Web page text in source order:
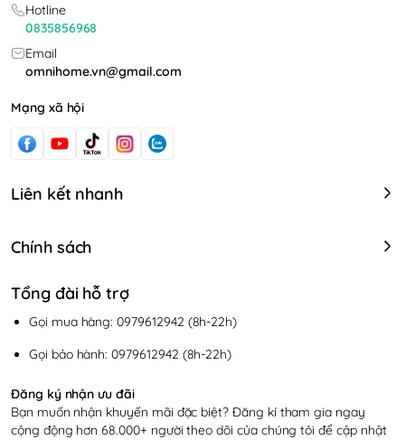
Hotline
0835856968
Email
omnihome.vn@gmail.com
Mạng xã hội
Liên kết nhanh
Chính sách
Tổng đài hỗ trợ
Gọi mua hàng: 0979612942 (8h-22h)
Gọi bảo hành: 0979612942 (8h-22h)
Đăng ký nhận ưu đãi
Bạn muốn nhận khuyến mãi đặc biệt? Đăng kí tham gia ngay
cộng động hơn 68.000+ người theo dõi của chúng tôi để cập nhật